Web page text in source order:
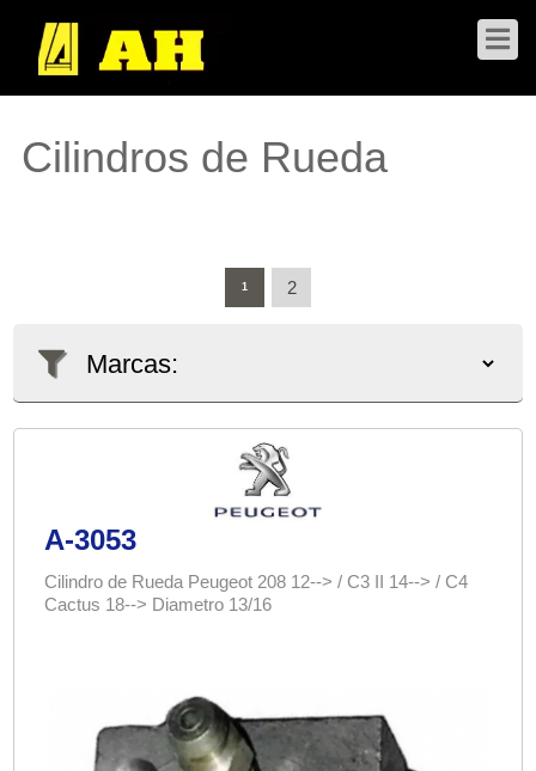
Cilindros de Rueda
1 2
A-3053
Cilindro de Rueda Peugeot 208 12--> / C3 II 14--> / C4
Cactus 18--> Diametro 13/16